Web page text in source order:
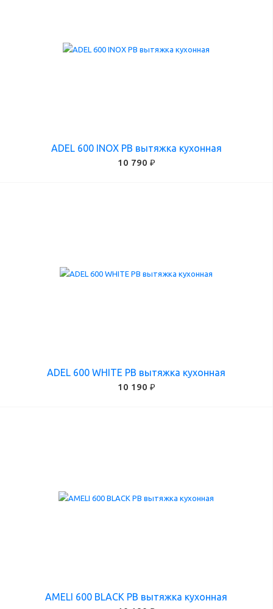
ADEL 600 INOX PB вытяжка кухонная
10 790 ₽
ADEL 600 WHITE PB вытяжка кухонная
10 190 ₽
AMELI 600 BLACK PB вытяжка кухонная